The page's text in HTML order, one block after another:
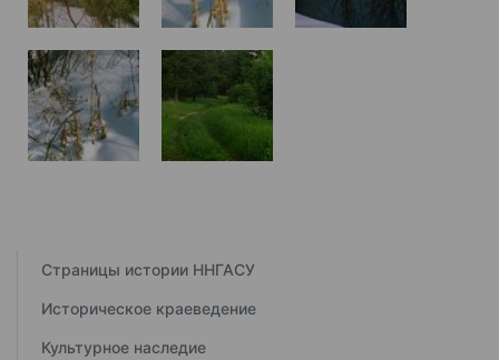
Страницы истории ННГАСУ
Историческое краеведение
Культурное наследие